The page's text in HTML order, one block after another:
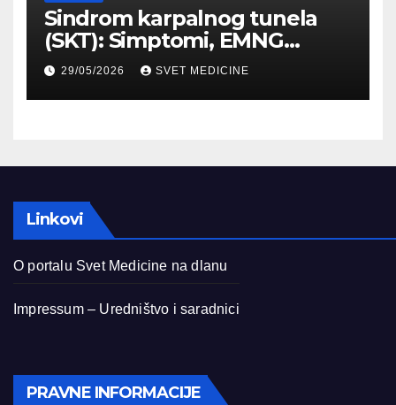
Sindrom karpalnog tunela
(SKT): Simptomi, EMNG
dijagnostika i lečenje
29/05/2026 SVET MEDICINE
Linkovi
O portalu Svet Medicine na dlanu
Impressum – Uredništvo i saradnici
PRAVNE INFORMACIJE